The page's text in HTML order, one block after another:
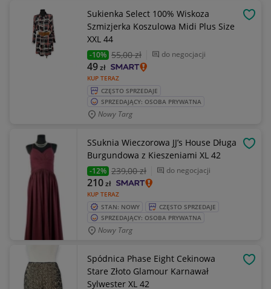
Sukienka Select 100% Wiskoza
Szmizjerka Koszulowa Midi Plus Size
XXL 44
-10% 55,00 zł do negocjacji
KUP TERAZ
49zł
CZĘSTO SPRZEDAJE
SPRZEDAJĄCY: OSOBA PRYWATNA
Nowy Targ
SSuknia Wieczorowa JJ’s House Długa
Burgundowa z Kieszeniami XL 42
-12% 239,00 zł do negocjacji
KUP TERAZ
210zł
STAN: NOWY
CZĘSTO SPRZEDAJE
SPRZEDAJĄCY: OSOBA PRYWATNA
Nowy Targ
Spódnica Phase Eight Cekinowa
Stare Złoto Glamour Karnawał
Sylwester XL 42